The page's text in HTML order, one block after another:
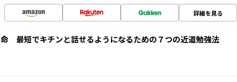
詳細を見る
最短でキチンと話せるようになるための７つの近道勉強法